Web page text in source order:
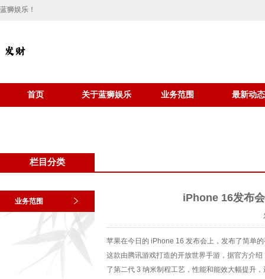
蓝狮娱乐！
首页 关于蓝狮娱乐 业务范围 最新动态
栏目分类
业务范围 iPhone 16发布
苹果在今日的 iPhone 16 发布会上，发布了简单
这款由腾讯游戏打造的开放世界手游，据官方介
了第二代 3 纳米制程工艺，性能和能效大幅提升